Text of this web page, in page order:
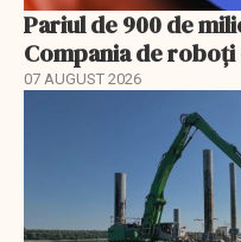
Pariul de 900 de
Compania de
07 AUGUST 2026